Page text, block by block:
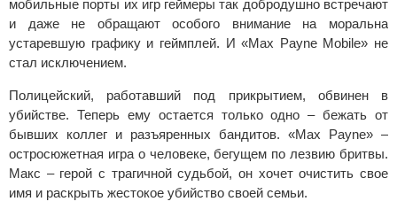
мобильные порты их игр геймеры так добродушно встречают
и даже не обращают особого внимание на моральна
устаревшую графику и геймплей. И «Max Payne Mobile» не
стал исключением.
Полицейский, работавший под прикрытием, обвинен в
убийстве. Теперь ему остается только одно – бежать от
бывших коллег и разъяренных бандитов. «Max Payne» –
остросюжетная игра о человеке, бегущем по лезвию бритвы.
Макс – герой с трагичной судьбой, он хочет очистить свое
имя и раскрыть жестокое убийство своей семьи.